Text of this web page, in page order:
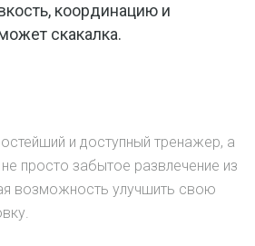
координацию и
скакалка.
и доступный тренажер, а
просто забытое развлечение из
возможность улучшить свою